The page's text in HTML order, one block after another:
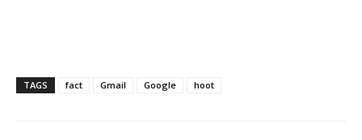
TAGS fact Gmail Google hoot